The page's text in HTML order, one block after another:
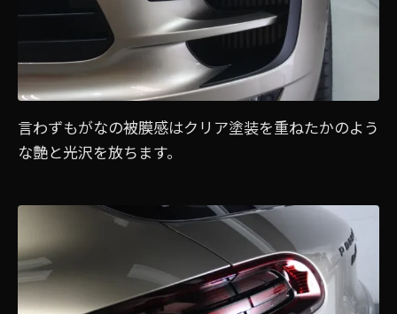
言わずもがなの被膜感はクリア塗装を重ねたかのよう
な艶と光沢を放ちます。